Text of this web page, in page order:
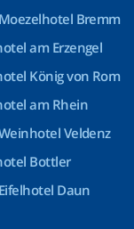
Bremm
am Erzengel
König von Rom
am Rhein
Veldenz
Bottler
Daun